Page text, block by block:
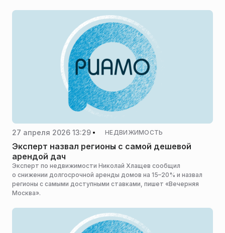
27 апреля 2026 13:29 НЕДВИЖИМОСТЬ
Эксперт назвал регионы с самой дешевой
арендой дач
Эксперт по недвижимости Николай Хлащев сообщил
о снижении долгосрочной аренды домов на 15–20% и назвал
регионы с самыми доступными ставками, пишет «Вечерняя
Москва».